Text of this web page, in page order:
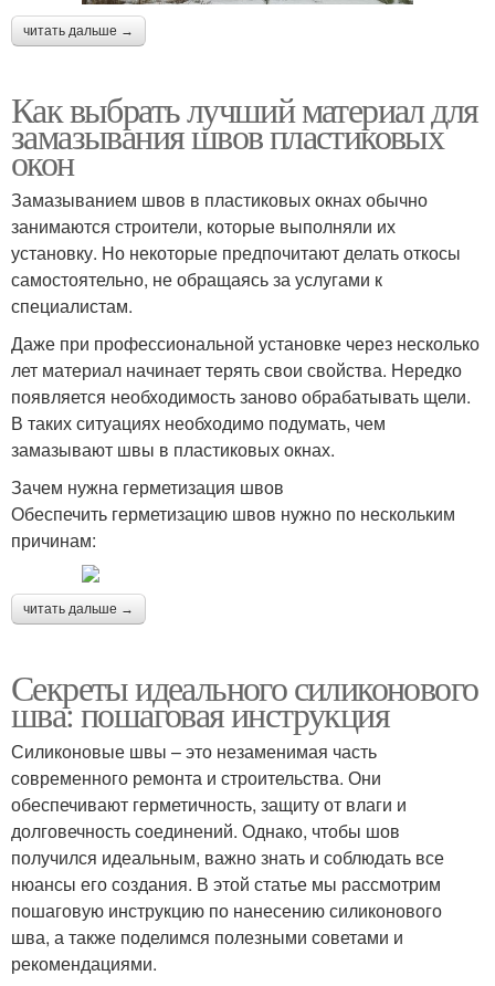
читать дальше →
Как выбрать лучший материал для
замазывания швов пластиковых
окон
Замазыванием швов в пластиковых окнах обычно
занимаются строители, которые выполняли их
установку. Но некоторые предпочитают делать откосы
самостоятельно, не обращаясь за услугами к
специалистам.
Даже при профессиональной установке через несколько
лет материал начинает терять свои свойства. Нередко
появляется необходимость заново обрабатывать щели.
В таких ситуациях необходимо подумать, чем
замазывают швы в пластиковых окнах.
Зачем нужна герметизация швов
Обеспечить герметизацию швов нужно по нескольким
причинам:
читать дальше →
Секреты идеального силиконового
шва: пошаговая инструкция
Силиконовые швы – это незаменимая часть
современного ремонта и строительства. Они
обеспечивают герметичность, защиту от влаги и
долговечность соединений. Однако, чтобы шов
получился идеальным, важно знать и соблюдать все
нюансы его создания. В этой статье мы рассмотрим
пошаговую инструкцию по нанесению силиконового
шва, а также поделимся полезными советами и
рекомендациями.